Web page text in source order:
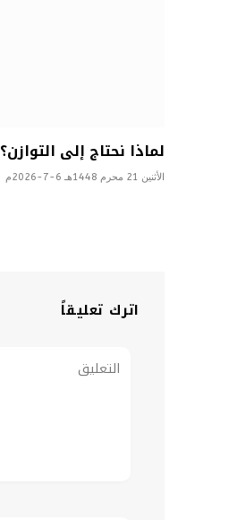
لماذا نحتاج إلى التوازن؟
الأثنين 21 محرم 1448هـ 6-7-2026م
اترك تعليقاً